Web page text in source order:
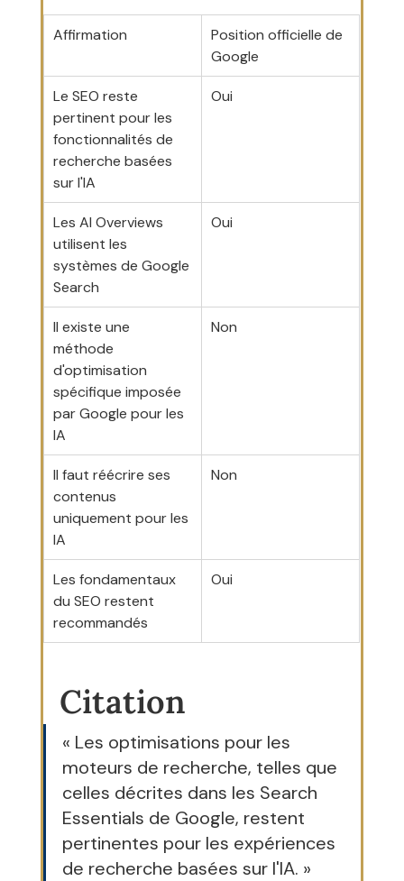
Affirmation
Position officielle de
Google
Le SEO reste
pertinent pour les
fonctionnalités de
recherche basées
sur l'IA
Oui
Les AI Overviews
utilisent les
systèmes de Google
Search
Oui
Il existe une
méthode
d'optimisation
spécifique imposée
par Google pour les
IA
Non
Il faut réécrire ses
contenus
uniquement pour les
IA
Non
Les fondamentaux
du SEO restent
recommandés
Oui
Citation
« Les optimisations pour les
moteurs de recherche, telles que
celles décrites dans les Search
Essentials de Google, restent
pertinentes pour les expériences
de recherche basées sur l'IA. »